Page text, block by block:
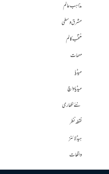
مذاہب عالم
مشرق وسطی
منتخب کالم
مہمات
میڈیا
میڈیا واچ
نئے لکھاری
نقطہ نظر
ہیڈلائنز
واقعات